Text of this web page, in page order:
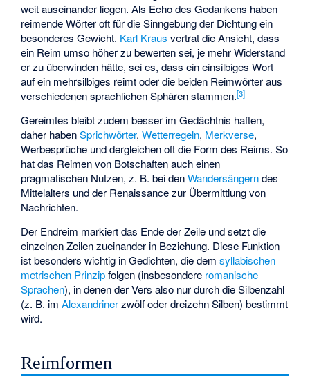
weit auseinander liegen. Als Echo des Gedankens haben
reimende Wörter oft für die Sinngebung der Dichtung ein
besonderes Gewicht. Karl Kraus vertrat die Ansicht, dass
ein Reim umso höher zu bewerten sei, je mehr Widerstand
er zu überwinden hätte, sei es, dass ein einsilbiges Wort
auf ein mehrsilbiges reimt oder die beiden Reimwörter aus
verschiedenen sprachlichen Sphären stammen.[3]
Gereimtes bleibt zudem besser im Gedächtnis haften,
daher habenSprichwörter,Wetterregeln, Merkverse,
Werbesprüche und dergleichen oft die Form des Reims. So
hat das Reimen von Botschaften auch einen
pragmatischen Nutzen, z. B. bei denWandersängerndes
Mittelalters und der Renaissance zur Übermittlung von
Nachrichten.
Der Endreim markiert das Ende der Zeile und setzt die
einzelnen Zeilen zueinander in Beziehung. Diese Funktion
ist besonders wichtig in Gedichten, die demsyllabischen
metrischen Prinzipfolgen (insbesondere romanische
Sprachen), in denen der Vers also nur durch die Silbenzahl
(z. B. imAlexandrinerzwölf oder dreizehn Silben) bestimmt
wird.
Reimformen